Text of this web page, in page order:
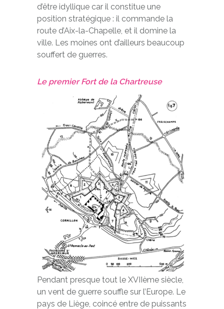
d’être idyllique car il constitue une
position stratégique : il commande la
route d’Aix-la-Chapelle, et il domine la
ville. Les moines ont d’ailleurs beaucoup
souffert de guerres.
Le premier Fort de la Chartreuse
Pendant presque tout le XVIIème siècle,
un vent de guerre souffle sur l’Europe. Le
pays de Liège, coincé entre de puissants